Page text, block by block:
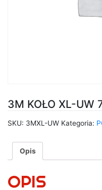
3M KOŁO XL-UW
SKU: 3MXL-UW Kategoria:
Opis
OPIS